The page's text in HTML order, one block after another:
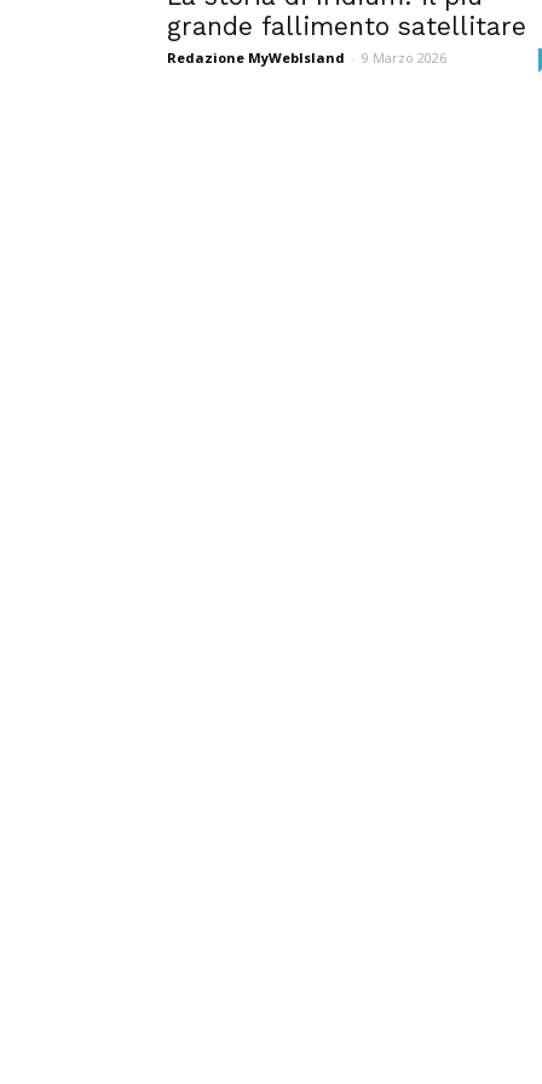
grande fallimento satellitare
Redazione MyWebIsland - 9 Marzo 2026